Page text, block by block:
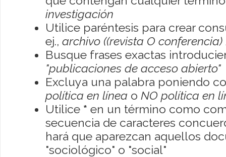
investigación
Utilice paréntesis para crear
ej., archivo ((revista O conferencia)
Busque frases exactas
"publicaciones de acceso abierto"
Excluya una palabra poniendo
política en línea o NO política en
Utilice * en un término como
secuencia de caracteres
hará que aparezcan aquellos
"sociológico" o "social"